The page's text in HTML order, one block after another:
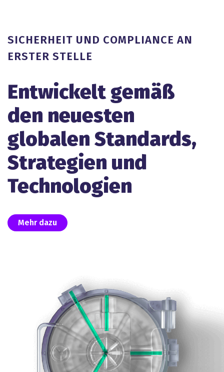
SICHERHEIT UND COMPLIANCE AN
ERSTER STELLE
Entwickelt gemäß
den neuesten
globalen Standards,
Strategien und
Technologien
Mehr dazu